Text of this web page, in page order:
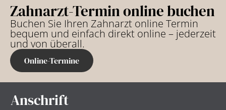
Zahnarzt-Termin online buchen
Buchen Sie Ihren Zahnarzt online Termin
bequem und einfach direkt online – jederzeit
und von überall.
Online-Termine
Anschrift